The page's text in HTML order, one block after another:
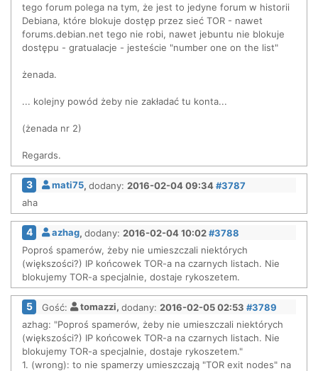
tego forum polega na tym, że jest to jedyne forum w historii
Debiana, które blokuje dostęp przez sieć TOR - nawet
forums.debian.net tego nie robi, nawet jebuntu nie blokuje
dostępu - gratualacje - jesteście "number one on the list"
żenada.
... kolejny powód żeby nie zakładać tu konta...
(żenada nr 2)
Regards.
3 mati75,dodany: 2016-02-04 09:34#3787
aha
4 azhag,dodany: 2016-02-04 10:02#3788
Poproś spamerów, żeby nie umieszczali niektórych
(większości?) IP końcowek TOR-a na czarnych listach. Nie
blokujemy TOR-a specjalnie, dostaje rykoszetem.
5 Gość: tomazzi,dodany: 2016-02-05 02:53#3789
azhag: "Poproś spamerów, żeby nie umieszczali niektórych
(większości?) IP końcowek TOR-a na czarnych listach. Nie
blokujemy TOR-a specjalnie, dostaje rykoszetem."
1. (wrong): to nie spamerzy umieszczają "TOR exit nodes" na